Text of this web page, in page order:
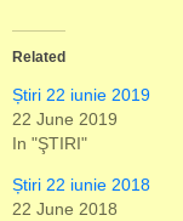
Related
Știri 22 iunie 2019
22 June 2019
In "ŞTIRI"
Știri 22 iunie 2018
22 June 2018